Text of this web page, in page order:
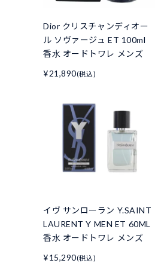
Dior クリスチャンディオー
ル ソヴァージュ ET 100ml
香水 オードトワレ メンズ
¥21,890(税込)
イヴ サンローラン Y.SAINT
LAURENT Y MEN ET 60ML
香水 オードトワレ メンズ
¥15,290(税込)